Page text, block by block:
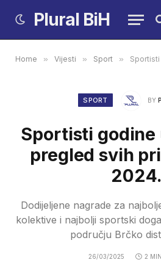
Plural BiH
Home » Vijesti » Sport » Sportisti
SPORT BY
Sportisti godine
pregled svih
2024.
Dodijeljene nagrade za
kolektive i najbolji sportski
području Brčko
26/03/2025 2